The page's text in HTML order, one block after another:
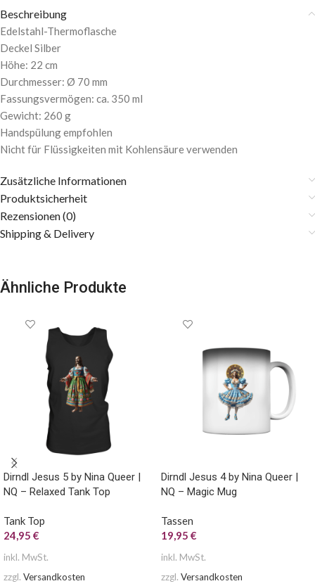
Beschreibung
Edelstahl-Thermoflasche
Deckel Silber
Höhe: 22 cm
Durchmesser: Ø 70 mm
Fassungsvermögen: ca. 350 ml
Gewicht: 260 g
Handspülung empfohlen
Nicht für Flüssigkeiten mit Kohlensäure verwenden
Zusätzliche Informationen
Produktsicherheit
Rezensionen (0)
Shipping & Delivery
Ähnliche Produkte
Dirndl Jesus 5 by Nina Queer |
NQ – Relaxed Tank Top
Tank Top
24,95 €
inkl. MwSt.
zzgl. Versandkosten
Dirndl Jesus 4 by Nina Queer |
NQ – Magic Mug
Tassen
19,95 €
inkl. MwSt.
zzgl. Versandkosten